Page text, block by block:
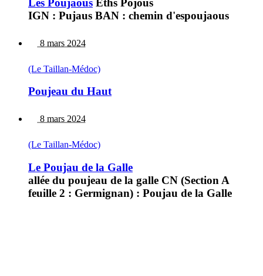
Les Poujaous Eths Pojòus
IGN : Pujaus BAN : chemin d'espoujaous
8 mars 2024
(Le Taillan-Médoc)
Poujeau du Haut
8 mars 2024
(Le Taillan-Médoc)
Le Poujau de la Galle
allée du poujeau de la galle CN (Section A
feuille 2 : Germignan) : Poujau de la Galle